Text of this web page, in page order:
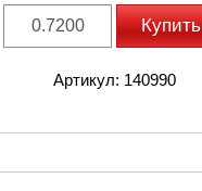
Купить
Артикул: 140990